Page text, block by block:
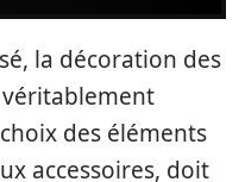
la décoration des
des éléments
accessoires, doit